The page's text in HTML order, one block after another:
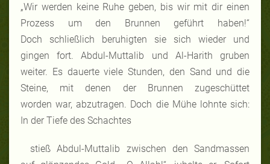
„Wir werden keine Ruhe geben, bis wir mit dir einen
Prozess um den Brunnen geführt haben!“
Doch schließlich beruhigten sie sich wieder und
gingen fort. Abdul-Muttalib und Al-Harith gruben
weiter. Es dauerte viele Stunden, den Sand und die
Steine, mit denen der Brunnen zugeschüttet
worden war, abzutragen. Doch die Mühe lohnte sich:
In der Tiefe des Schachtes
stieß Abdul-Muttalib zwischen den Sandmassen